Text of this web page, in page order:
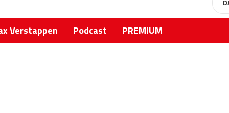
Verstappen Podcast PREMIUM